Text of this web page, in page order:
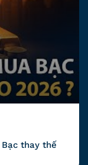
thay thế